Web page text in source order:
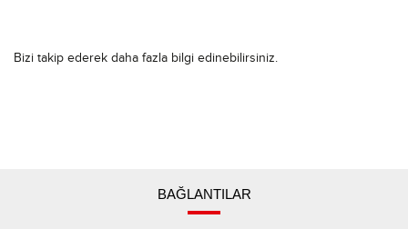
Bizi takip ederek daha fazla bilgi edinebilirsiniz.
BAĞLANTILAR